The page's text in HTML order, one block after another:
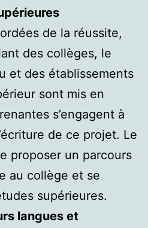
de la réussite,
des collèges, le
et des établissements
sont mis en
s’engagent à
de ce projet. Le
proposer un parcours
au collège et se
supérieures.
langues et